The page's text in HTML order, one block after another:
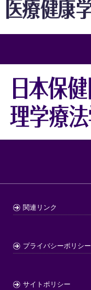
関連リンク
プライバシーポリシー
サイトポリシー